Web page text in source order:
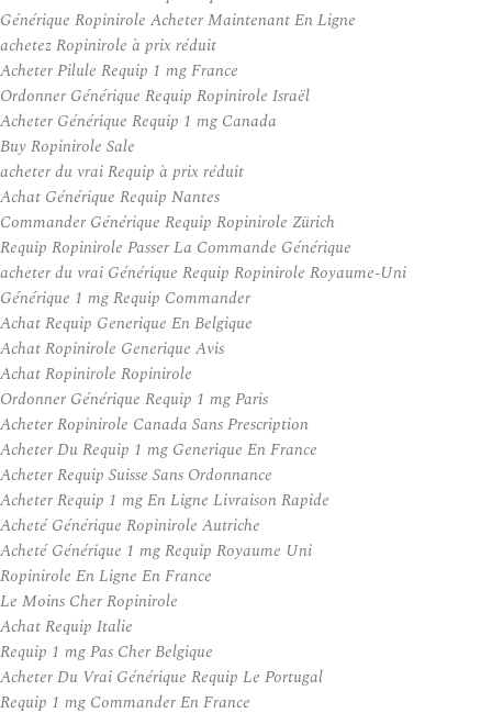
Générique Ropinirole Acheter Maintenant En Ligne
achetez Ropinirole à prix réduit
Acheter Pilule Requip 1 mg France
Ordonner Générique Requip Ropinirole Israël
Acheter Générique Requip 1 mg Canada
Buy Ropinirole Sale
acheter du vrai Requip à prix réduit
Achat Générique Requip Nantes
Commander Générique Requip Ropinirole Zürich
Requip Ropinirole Passer La Commande Générique
acheter du vrai Générique Requip Ropinirole Royaume-Uni
Générique 1 mg Requip Commander
Achat Requip Generique En Belgique
Achat Ropinirole Generique Avis
Achat Ropinirole Ropinirole
Ordonner Générique Requip 1 mg Paris
Acheter Ropinirole Canada Sans Prescription
Acheter Du Requip 1 mg Generique En France
Acheter Requip Suisse Sans Ordonnance
Acheter Requip 1 mg En Ligne Livraison Rapide
Acheté Générique Ropinirole Autriche
Acheté Générique 1 mg Requip Royaume Uni
Ropinirole En Ligne En France
Le Moins Cher Ropinirole
Achat Requip Italie
Requip 1 mg Pas Cher Belgique
Acheter Du Vrai Générique Requip Le Portugal
Requip 1 mg Commander En France